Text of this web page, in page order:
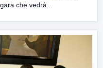
che vedrà...